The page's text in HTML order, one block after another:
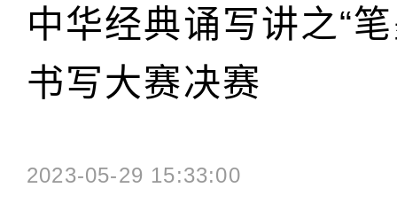
中华经典诵写讲之“
书写大赛决赛
2023-05-29 15:33:00